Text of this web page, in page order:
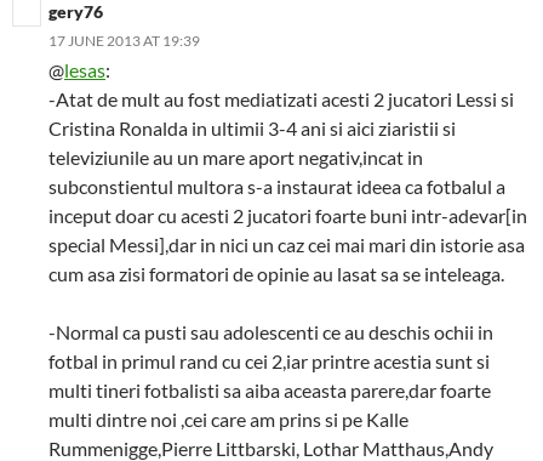
gery76
17 JUNE 2013 AT 19:39
@lesas:
-Atat de mult au fost mediatizati acesti 2 jucatori Lessi si
Cristina Ronalda in ultimii 3-4 ani si aici ziaristii si
televiziunile au un mare aport negativ,incat in
subconstientul multora s-a instaurat ideea ca fotbalul a
inceput doar cu acesti 2 jucatori foarte buni intr-adevar[in
special Messi],dar in nici un caz cei mai mari din istorie asa
cum asa zisi formatori de opinie au lasat sa se inteleaga.
-Normal ca pusti sau adolescenti ce au deschis ochii in
fotbal in primul rand cu cei 2,iar printre acestia sunt si
multi tineri fotbalisti sa aiba aceasta parere,dar foarte
multi dintre noi ,cei care am prins si pe Kalle
Rummenigge,Pierre Littbarski, Lothar Matthaus,Andy